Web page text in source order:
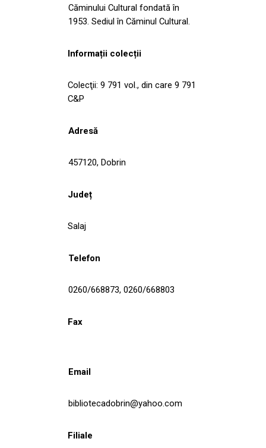
Căminului Cultural fondată în
1953. Sediul în Căminul Cultural.
Informații colecții
Colecţii: 9 791 vol., din care 9 791
C&P
Adresă
457120, Dobrin
Județ
Salaj
Telefon
0260/668873, 0260/668803
Fax
Email
bibliotecadobrin@yahoo.com
Filiale